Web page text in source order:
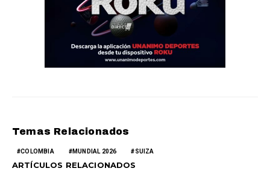
Temas Relacionados
COLOMBIA MUNDIAL 2026 SUIZA
ARTÍCULOS RELACIONADOS